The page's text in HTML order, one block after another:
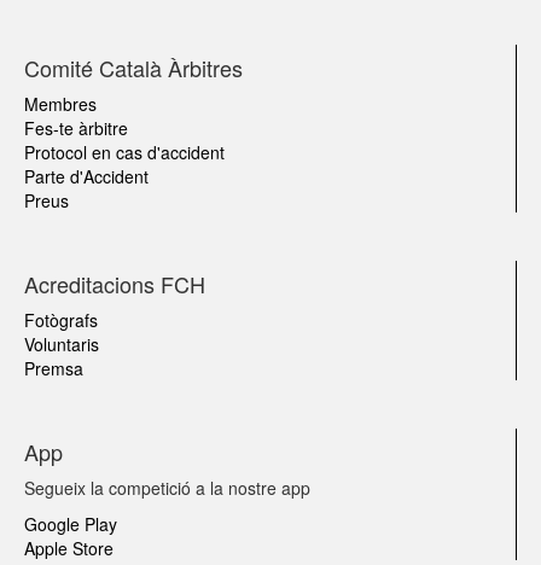
Comité Català Àrbitres
Membres
Fes-te àrbitre
Protocol en cas d'accident
Parte d'Accident
Preus
Acreditacions FCH
Fotògrafs
Voluntaris
Premsa
App
Segueix la competició a la nostre app
Google Play
Apple Store